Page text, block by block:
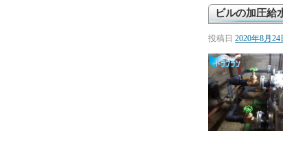
ビルの加圧給
投稿日 2020年8月24